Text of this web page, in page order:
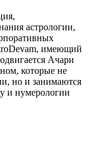
астрологии,
имеющий
Ачари
которые не
но и занимаются
и нумерологии